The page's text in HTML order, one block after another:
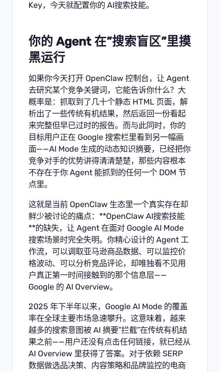
Key，今天就配置你的 AI搜索技能。
你的 Agent 在”搜索盲区”里摸
黑运行
如果你今天打开 OpenClaw 控制台，让 Agent
去研究某个竞争关键词，它能告诉你什么？大
概率是：抓取到了几十个静态 HTML 页面，解
析出了一些传统有机结果，然后返回一份看起
来完整但早已过时的报告。而与此同时，你的
目标用户正在 Google 搜索栏里看到另一幅画
面——AI Mode 生成的动态知识摘要，已经把你
竞争对手的优势讲得清清楚楚，那些内容根本
不存在于你 Agent 能抓到的任何一个 DOM 节
点里。
这就是当前 OpenClaw 生态里一个真实存在却
鲜少被讨论的痛点：**OpenClaw AI搜索技能
**的缺失，让 Agent 在面对 Google AI Mode
搜索场景时完全失明。你精心设计的 Agent 工
作流，可以调取亚马逊商品数据、可以监控价
格波动、可以分析竞品评论，却唯独看不见用
户真正第一时间接触到的那个信息层——
Google 的 AI Overview。
2025 年下半年以来，Google AI Mode 的覆盖
率在全球主要市场急速攀升。这意味着，越来
越多的搜索意图被 AI 摘要”拦截”在传统有机结
果之前——用户还没有点击任何链接，就已经从
AI Overview 里获得了答案。对于依赖 SERP
数据做选品决策、内容策略和品牌监控的电商